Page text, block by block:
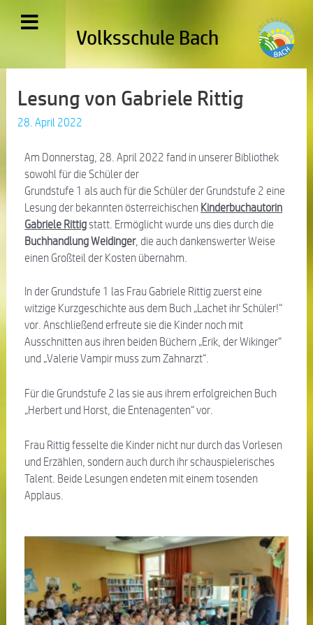
Volksschule Bach
Lesung von Gabriele Rittig
28. April 2022
Am Donnerstag, 28. April 2022 fand in unserer Bibliothek
sowohl für die Schüler der
Grundstufe 1 als auch für die Schüler der Grundstufe 2 eine
Lesung der bekannten österreichischenKinderbuchautorin
Gabriele Rittigstatt. Ermöglicht wurde uns dies durch die
Buchhandlung Weidinger, die auch dankenswerter Weise
einen Großteil der Kosten übernahm.
In der Grundstufe 1 las Frau Gabriele Rittig zuerst eine
witzige Kurzgeschichte aus dem Buch „Lachet ihr Schüler!“
vor. Anschließend erfreute sie die Kinder noch mit
Ausschnitten aus ihren beiden Büchern „Erik, der Wikinger“
und „Valerie Vampir muss zum Zahnarzt“.
Für die Grundstufe 2 las sie aus ihrem erfolgreichen Buch
„Herbert und Horst, die Entenagenten“ vor.
Frau Rittig fesselte die Kinder nicht nur durch das Vorlesen
und Erzählen, sondern auch durch ihr schauspielerisches
Talent. Beide Lesungen endeten mit einem tosenden
Applaus.